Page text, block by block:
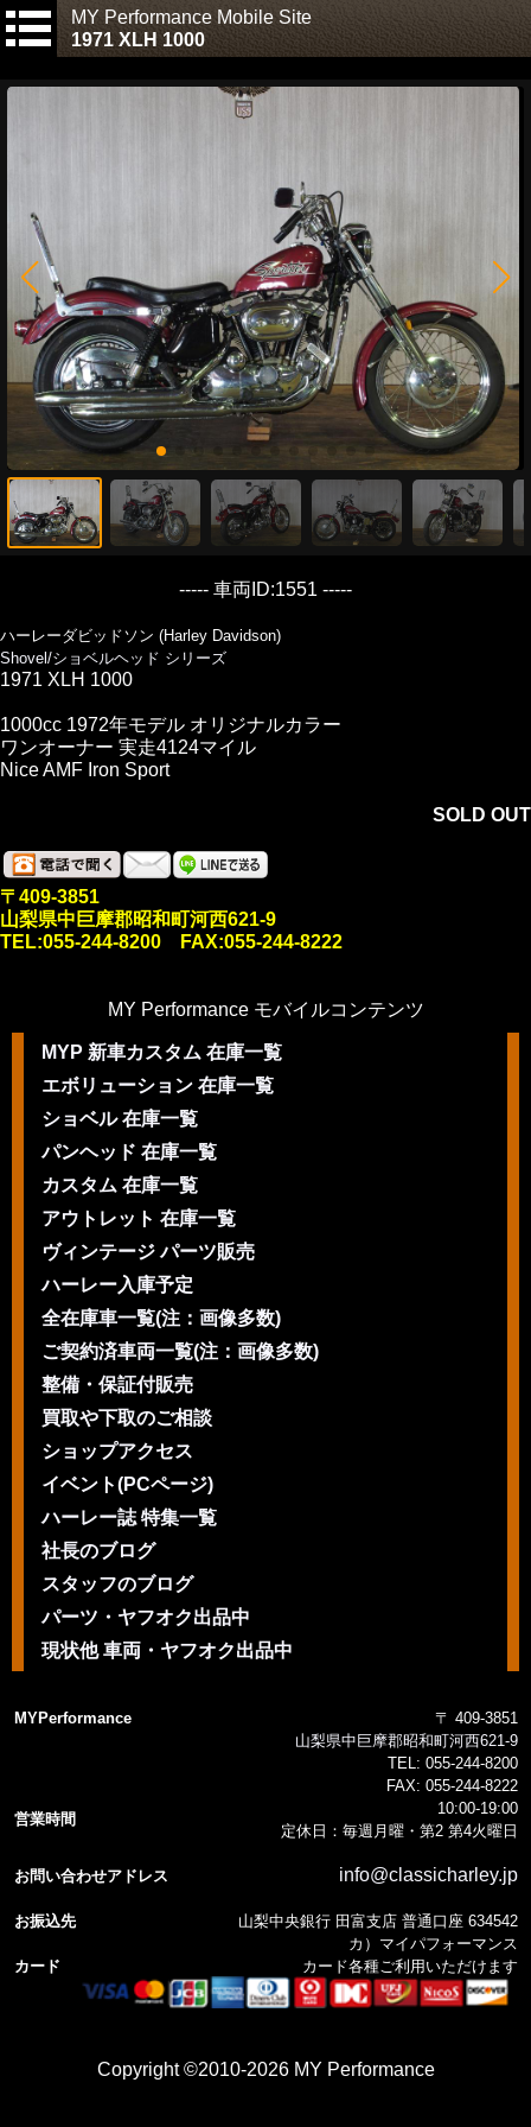
MY Performance Mobile Site
1971 XLH 1000
----- 車両ID:1551 -----
ハーレーダビッドソン (Harley Davidson)
Shovel/ショベルヘッド シリーズ
1971 XLH 1000
1000cc 1972年モデル オリジナルカラー
ワンオーナー 実走4124マイル
Nice AMF Iron Sport
SOLD OUT
〒409-3851
山梨県中巨摩郡昭和町河西621-9
TEL:055-244-8200 FAX:055-244-8222
MY Performance モバイルコンテンツ
MYP 新車カスタム 在庫一覧
エボリューション 在庫一覧
ショベル 在庫一覧
パンヘッド 在庫一覧
カスタム 在庫一覧
アウトレット 在庫一覧
ヴィンテージ パーツ販売
ハーレー入庫予定
全在庫車一覧(注：画像多数)
ご契約済車両一覧(注：画像多数)
整備・保証付販売
買取や下取のご相談
ショップアクセス
イベント(PCページ)
ハーレー誌 特集一覧
社長のブログ
スタッフのブログ
パーツ・ヤフオク出品中
現状他 車両・ヤフオク出品中
MYPerformance
〒 409-3851
山梨県中巨摩郡昭和町河西621-9
TEL: 055-244-8200
FAX: 055-244-8222
営業時間
10:00-19:00
定休日：毎週月曜・第2 第4火曜日
お問い合わせアドレス info@classicharley.jp
お振込先
山梨中央銀行 田富支店 普通口座 634542
カ）マイパフォーマンス
カード
カード各種ご利用いただけます
Copyright ©2010-2026 MY Performance